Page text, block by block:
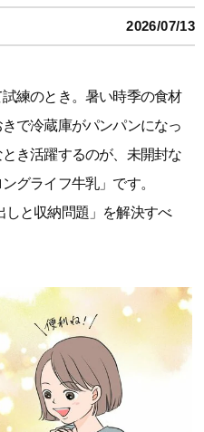
2026/07/13
練のとき。暑い時季の食材
で冷蔵庫がパンパンになっ
き活躍するのが、未開封な
グライフ牛乳」です。
しと収納問題」を解決すべ